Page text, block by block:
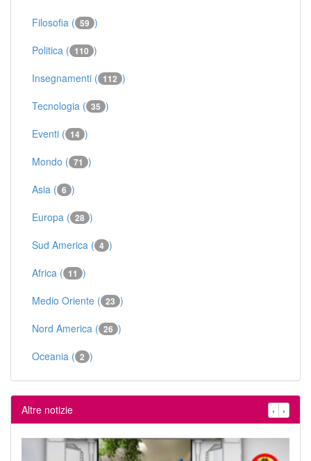
Filosofia ( 59 )
Politica ( 110 )
Insegnamenti ( 112 )
Tecnologia ( 35 )
Eventi ( 14 )
Mondo ( 71 )
Asia ( 6 )
Europa ( 28 )
Sud America ( 4 )
Africa ( 11 )
Medio Oriente ( 23 )
Nord America ( 26 )
Oceania ( 2 )
Altre notizie ‹ ›